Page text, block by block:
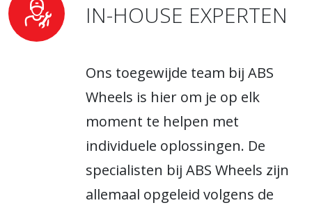
IN-HOUSE EXPERTEN
Ons toegewijde team bij ABS
Wheels is hier om je op elk
moment te helpen met
individuele oplossingen. De
specialisten bij ABS Wheels zijn
allemaal opgeleid volgens de